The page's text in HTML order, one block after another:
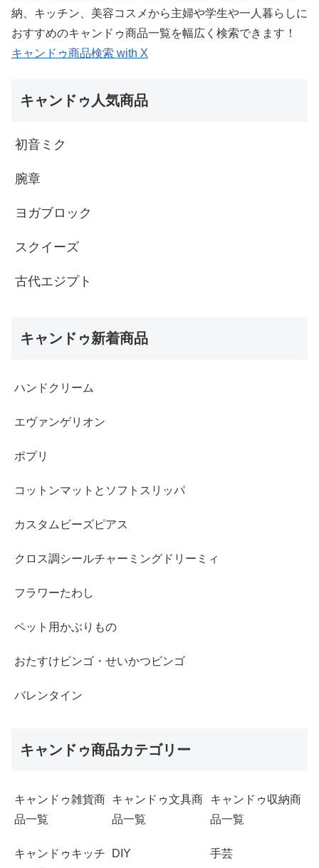
納、キッチン、美容コスメから主婦や学生や一人暮らしに
おすすめのキャンドゥ商品一覧を幅広く検索できます！
キャンドゥ商品検索 with X
キャンドゥ人気商品
初音ミク
腕章
ヨガブロック
スクイーズ
古代エジプト
キャンドゥ新着商品
ハンドクリーム
エヴァンゲリオン
ポプリ
コットンマットとソフトスリッパ
カスタムビーズピアス
クロス調シールチャーミングドリーミィ
フラワーたわし
ペット用かぶりもの
おたすけビンゴ・せいかつビンゴ
バレンタイン
キャンドゥ商品カテゴリー
キャンドゥ雑貨商
品一覧
キャンドゥ文具商
品一覧
キャンドゥ収納商
品一覧
キャンドゥキッチ
DIY 手芸